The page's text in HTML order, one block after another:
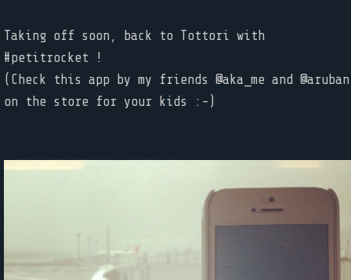
Taking off soon, back to Tottori with
#petitrocket !
(Check this app by my friends @aka_me and @aruban
on the store for your kids :-)